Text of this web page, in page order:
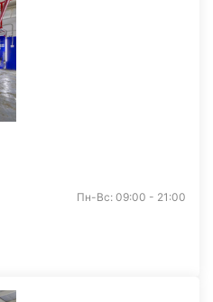
Пн-Вс: 09:00 - 21:00